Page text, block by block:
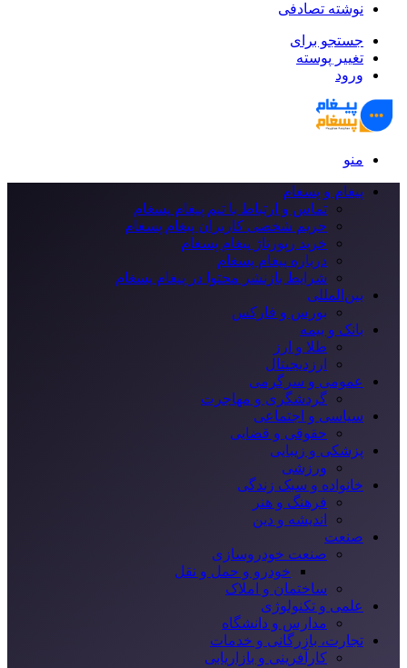
نوشته تصادفی
جستجو برای
تغییر پوسته
ورود
منو
پیغام و پسغام
تماس و ارتباط با تیم پیغام پسغام
حریم شخصی کاربران پیغام پسغام
خرید رپورتاژ پیغام پسغام
درباره پیغام پسغام
شرایط بازنشر محتوا در پیغام پسغام
بین‌المللی
بورس و فارکس
بانک و بیمه
طلا و ارز
ارزدیجیتال
عمومی و سرگرمی
گردشگری و مهاجرت
سیاسی و اجتماعی
حقوقی و قضایی
پزشکی و زیبایی
ورزشی
خانواده و سبک زندگی
فرهنگ و هنر
اندیشه و دین
صنعت
صنعت خودروسازی
خودرو و حمل و نقل
ساختمان و املاک
علمی و تکنولوژی
مدارس و دانشگاه
تجارت، بازرگانی و خدمات
کارآفرینی و بازاریابی